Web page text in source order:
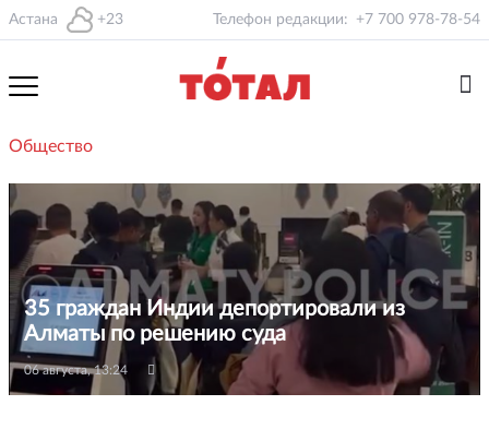
Астана +23 Телефон редакции: +7 700 978-78-54
Общество
35 граждан Индии депортировали из
Алматы по решению суда
06 августа, 13:24